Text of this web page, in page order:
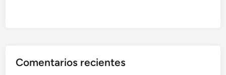
Comentarios recientes